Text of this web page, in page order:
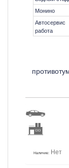
Монино
Автосервис
работа
Наличие: Нет